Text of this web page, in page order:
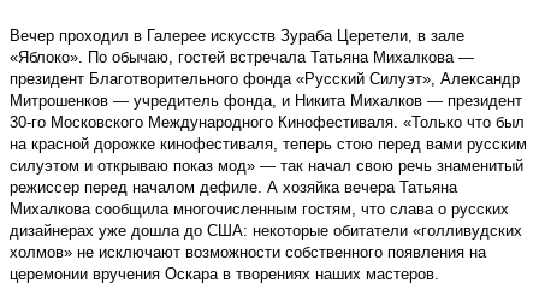
Вечер проходил в Галерее искусств Зураба Церетели, в зале
«Яблоко». По обычаю, гостей встречала Татьяна Михалкова —
президент Благотворительного фонда «Русский Силуэт», Александр
Митрошенков — учредитель фонда, и Никита Михалков — президент
30-го Московского Международного Кинофестиваля. «Только что был
на красной дорожке кинофестиваля, теперь стою перед вами русским
силуэтом и открываю показ мод» — так начал свою речь знаменитый
режиссер перед началом дефиле. А хозяйка вечера Татьяна
Михалкова сообщила многочисленным гостям, что слава о русских
дизайнерах уже дошла до США: некоторые обитатели «голливудских
холмов» не исключают возможности собственного появления на
церемонии вручения Оскара в творениях наших мастеров.